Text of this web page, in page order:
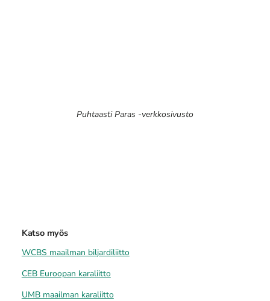
Puhtaasti Paras -verkkosivusto
Katso myös
WCBS maailman biljardiliitto
CEB Euroopan karaliitto
UMB maailman karaliitto